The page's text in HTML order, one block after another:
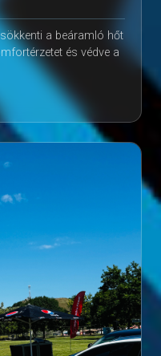
a beáramló hőt
és védve a